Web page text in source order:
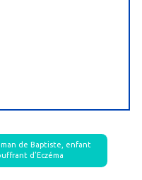
de Baptiste, enfant
d’Eczéma